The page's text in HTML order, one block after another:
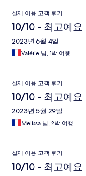
실제 이용 고객 후기
10/10 - 최고예요
2023년 6월 4일
Valérie 님, 1박 여행
실제 이용 고객 후기
10/10 - 최고예요
2023년 5월 29일
Melissa 님, 2박 여행
실제 이용 고객 후기
10/10 - 최고예요